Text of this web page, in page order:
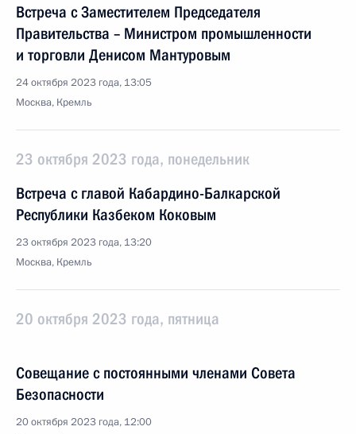
Встреча с Заместителем Председателя
Правительства – Министром промышленности
и торговли Денисом Мантуровым
24 октября 2023 года, 13:05
Москва, Кремль
23 октября 2023 года, понедельник
Встреча с главой Кабардино-Балкарской
Республики Казбеком Коковым
23 октября 2023 года, 13:20
Москва, Кремль
20 октября 2023 года, пятница
Совещание с постоянными членами Совета
Безопасности
20 октября 2023 года, 12:00